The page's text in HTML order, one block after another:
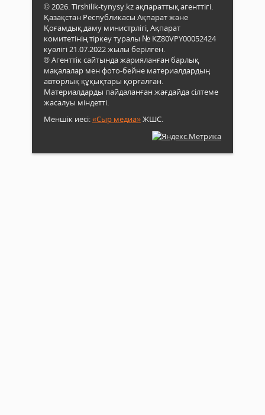
© 2026. Tirshilik-tynysy.kz ақпараттық агенттігі.
Қазақстан Республикасы Ақпарат және
Қоғамдық даму министрлігі, Ақпарат
комитетінің тіркеу туралы № KZ80VPY00052424
куәлігі 21.07.2022 жылы берілген.
® Агенттік сайтында жарияланған барлық
мақалалар мен фото-бейне материалдардың
авторлық құқықтары қорғалған.
Материалдарды пайдаланған жағдайда сілтеме
жасалуы міндетті.
Меншік иесі:«Сыр медиа»ЖШС.